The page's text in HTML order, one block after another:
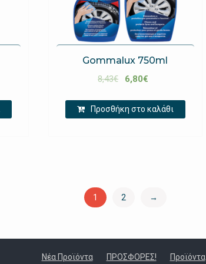
Gommalux 750ml
8,43€ 6,80€
Προσθήκη στο καλάθι
1 2 →
Νέα Προϊόντα ΠΡΟΣΦΟΡΕΣ! Προϊόντα